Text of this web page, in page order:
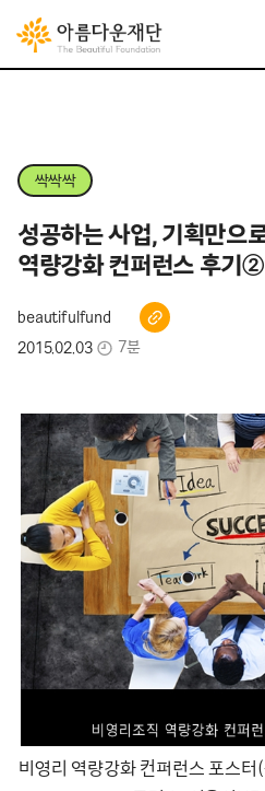
싹싹싹
성공하는 사업, 기획만으
역량강화 컨퍼런스 후기②
beautifulfund
2015.02.03
7분
비영리 역량강화 컨퍼런스 포스터